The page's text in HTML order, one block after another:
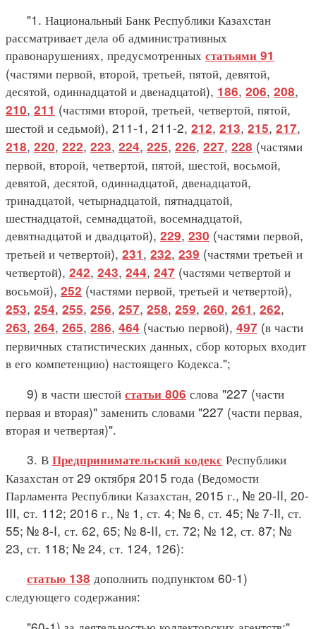
"1. Национальный Банк Республики Казахстан
рассматривает дела об административных
правонарушениях, предусмотренных статьями 91
(частями первой, второй, третьей, пятой, девятой,
десятой, одиннадцатой и двенадцатой), 186, 206, 208,
210, 211 (частями второй, третьей, четвертой, пятой,
шестой и седьмой), 211-1, 211-2, 212, 213, 215, 217,
218, 220, 222, 223, 224, 225, 226, 227, 228 (частями
первой, второй, четвертой, пятой, шестой, восьмой,
девятой, десятой, одиннадцатой, двенадцатой,
тринадцатой, четырнадцатой, пятнадцатой,
шестнадцатой, семнадцатой, восемнадцатой,
девятнадцатой и двадцатой), 229, 230 (частями первой,
третьей и четвертой), 231, 232, 239 (частями третьей и
четвертой), 242, 243, 244, 247 (частями четвертой и
восьмой), 252 (частями первой, третьей и четвертой),
253, 254, 255, 256, 257, 258, 259, 260, 261, 262,
263, 264, 265, 286, 464 (частью первой), 497 (в части
первичных статистических данных, сбор которых входит
в его компетенцию) настоящего Кодекса.";
9) в части шестой статьи 806 слова "227 (части
первая и вторая)" заменить словами "227 (части первая,
вторая и четвертая)".
3. В Предпринимательский кодекс Республики
Казахстан от 29 октября 2015 года (Ведомости
Парламента Республики Казахстан, 2015 г., № 20-II, 20-
III, cт. 112; 2016 г., № 1, ст. 4; № 6, ст. 45; № 7-II, ст.
55; № 8-I, ст. 62, 65; № 8-II, ст. 72; № 12, ст. 87; №
23, ст. 118; № 24, ст. 124, 126):
статью 138 дополнить подпунктом 60-1)
следующего содержания: